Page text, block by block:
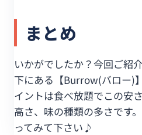
まとめ
いかがでしたか？今回ご紹
下にある【Burrow(バロー)
イントは食べ放題でこの安
高さ、味の種類の多さです
ってみて下さい♪